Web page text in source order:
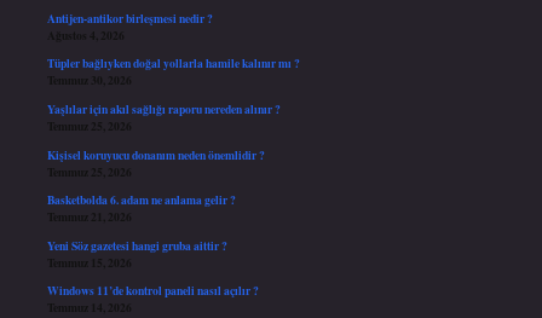
Antijen-antikor birleşmesi nedir ?
Ağustos 4, 2026
Tüpler bağlıyken doğal yollarla hamile kalınır mı ?
Temmuz 30, 2026
Yaşlılar için akıl sağlığı raporu nereden alınır ?
Temmuz 25, 2026
Kişisel koruyucu donanım neden önemlidir ?
Temmuz 25, 2026
Basketbolda 6. adam ne anlama gelir ?
Temmuz 21, 2026
Yeni Söz gazetesi hangi gruba aittir ?
Temmuz 15, 2026
Windows 11’de kontrol paneli nasıl açılır ?
Temmuz 14, 2026